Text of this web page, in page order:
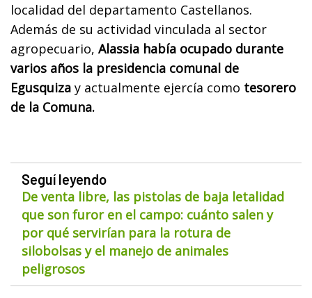
localidad del departamento Castellanos.
Además de su actividad vinculada al sector
agropecuario, Alassia había ocupado durante
varios años la presidencia comunal de
Egusquiza y actualmente ejercía como tesorero
de la Comuna.
Seguí leyendo
De venta libre, las pistolas de baja letalidad
que son furor en el campo: cuánto salen y
por qué servirían para la rotura de
silobolsas y el manejo de animales
peligrosos